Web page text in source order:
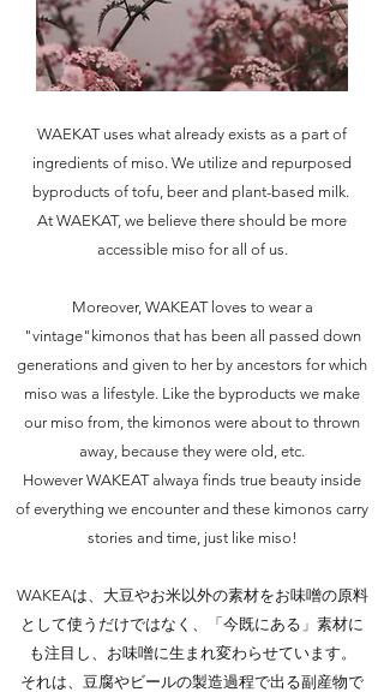
WAEKAT uses what already exists as a part of
ingredients of miso. We utilize and repurposed
byproducts of tofu, beer and plant-based milk.
At WAEKAT, we believe there should be more
accessible miso for all of us.
Moreover, WAKEAT loves to wear a
"vintage"kimonos that has been all passed down
generations and given to her by ancestors for which
miso was a lifestyle. Like the byproducts we make
our miso from, the kimonos were about to thrown
away, because they were old, etc.
However WAKEAT alwaya finds true beauty inside
of everything we encounter and these kimonos carry
stories and time, just like miso!
WAKEAは、 大豆やお米以外の素材をお味噌の原料
として使うだけではなく、
「今既にある」素材に
も注目し、お味噌に生まれ変わらせています。
それは、豆腐やビールの製造過程で出る副産物で